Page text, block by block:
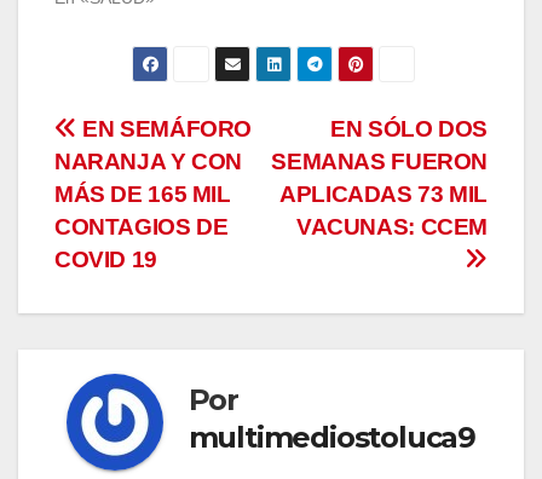
Navegación
de
entradas
EN SÓLO DOS
SEMANAS FUERON
APLICADAS 73 MIL
VACUNAS: CCEM
EN SEMÁFORO
NARANJA Y CON
MÁS DE 165 MIL
CONTAGIOS DE
COVID 19
Por
multimediostoluca9